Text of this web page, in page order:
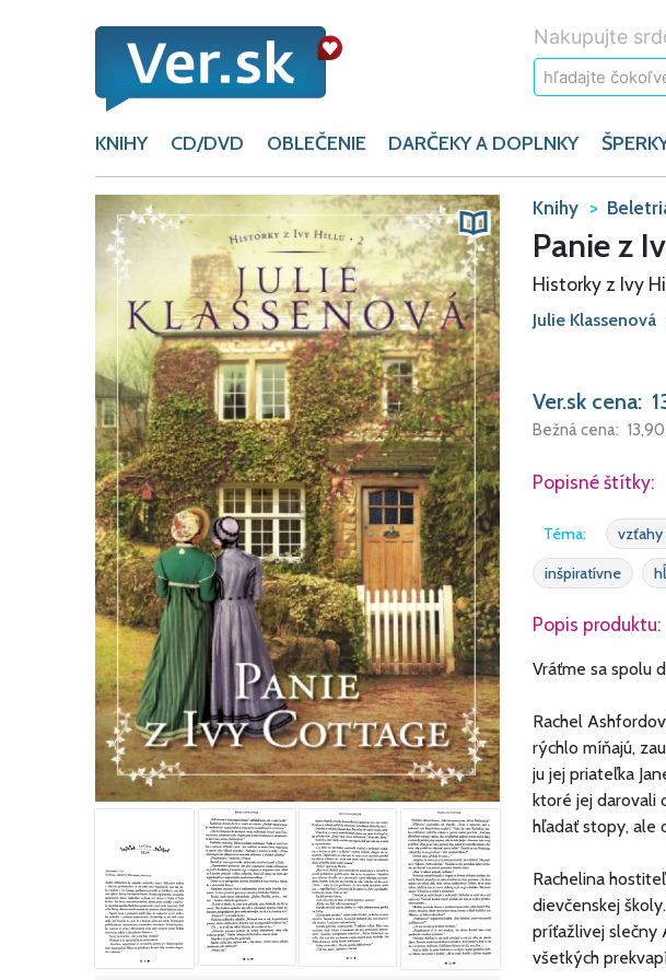
Nakupujte
KNIHY CD/DVD OBLEČENIE DARČEKY A DOPLNKY
Knihy
Panie z
Historky z Ivy
Julie Klassenová
Ver.sk cena:
Bežná cena: 13,90
Popisné štítky:
Téma: vzťahy
inšpiratívne
Popis produktu:
Vráťme sa spolu
Rachel
rýchlo míňajú,
ju jej priateľka
ktoré jej darovali
hľadať stopy, ale
Rachelina
dievčenskej
príťažlivej slečny
všetkých